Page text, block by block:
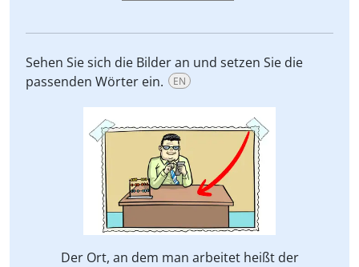
Sehen Sie sich die Bilder an und setzen Sie die
passenden Wörter ein.
EN
Der Ort, an dem man arbeitet heißt der